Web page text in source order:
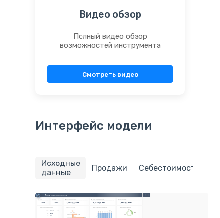
Видео обзор
Полный видео обзор
возможностей инструмента
Смотреть видео
Интерфейс модели
Исходные
данные
Продажи Себестоимость